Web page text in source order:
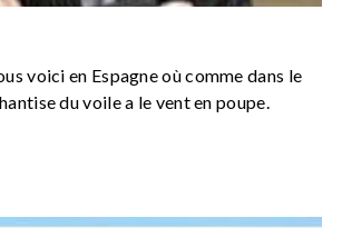
voici en Espagne où comme dans le
du voile a le vent en poupe.